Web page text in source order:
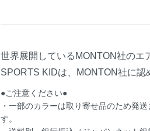
世界展開しているMONTON社のエ
SPORTS KIDは、MONTON社に認
●ご注意ください●
・一部のカラーは取り寄せ品のため発
す。